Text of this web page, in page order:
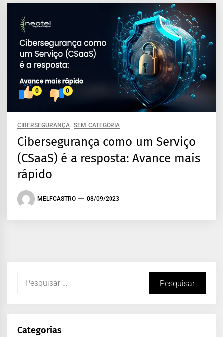
0 0
CIBERSEGURANÇA SEM CATEGORIA
Cibersegurança como um Serviço
(CSaaS) é a resposta: Avance mais
rápido
MELFCASTRO 08/09/2023
Categorias